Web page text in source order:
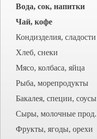
Вода, сок, напитки
Чай, кофе
Кондизделия, сладости
Хлеб, снеки
Мясо, колбаса, яйца
Рыба, морепродукты
Бакалея, специи, соусы
Сыры, молочные прод.
Фрукты, ягоды, орехи